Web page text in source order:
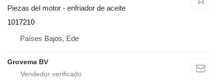
Piezas del motor - enfriador de aceite
1017210
Países Bajos, Ede
Grovema BV